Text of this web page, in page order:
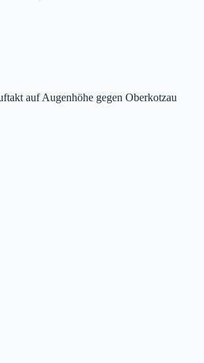
auf Augenhöhe gegen Oberkotzau